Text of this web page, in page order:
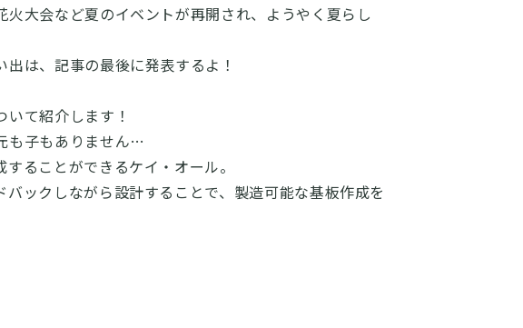
大会など夏のイベントが再開され、ようやく夏らし
は、記事の最後に発表するよ！
て紹介します！
も子もありません…
ることができるケイ・オール。
ックしながら設計することで、製造可能な基板作成を